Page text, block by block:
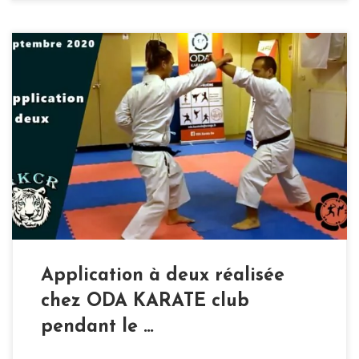
Application à deux réalisée
chez ODA KARATE club
pendant le …